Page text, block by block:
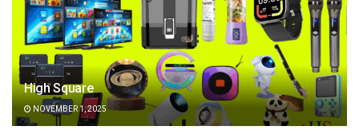
High Square
NOVEMBER 1, 2025